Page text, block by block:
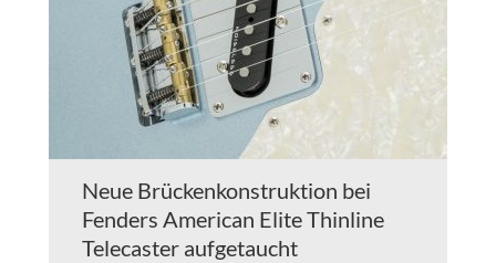
Neue Brückenkonstruktion bei
Fenders American Elite Thinline
Telecaster aufgetaucht